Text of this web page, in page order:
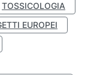
TOSSICOLOGIA
EUROPEI